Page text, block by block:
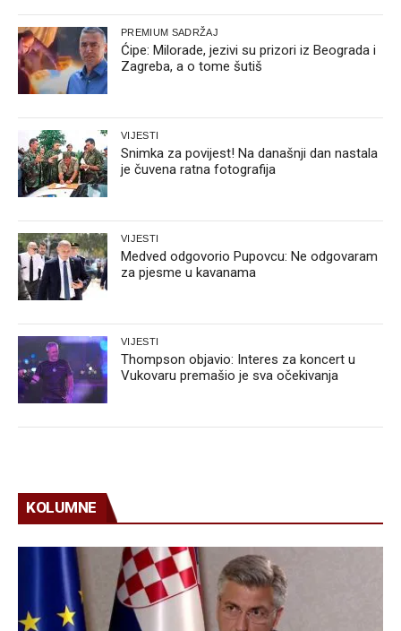
PREMIUM SADRŽAJ
Ćipe: Milorade, jezivi su prizori iz Beograda i
Zagreba, a o tome šutiš
VIJESTI
Snimka za povijest! Na današnji dan nastala
je čuvena ratna fotografija
VIJESTI
Medved odgovorio Pupovcu: Ne odgovaram
za pjesme u kavanama
VIJESTI
Thompson objavio: Interes za koncert u
Vukovaru premašio je sva očekivanja
KOLUMNE